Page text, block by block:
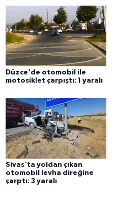
Düzce'de otomobil ile
motosiklet çarpıştı: 1 yaralı
Sivas'ta yoldan çıkan
otomobil levha direğine
çarptı: 3 yaralı